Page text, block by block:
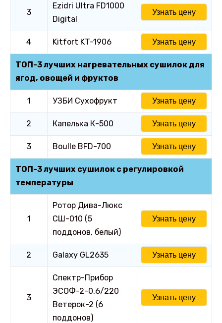
3
Ezidri Ultra FD1000
Digital
Узнать цену
4 Kitfort KT-1906 Узнать цену
ТОП-3 лучших нагревательных сушилок для
ягод, овощей и фруктов
1 УЗБИ Сухофрукт Узнать цену
2 Капелька К-500 Узнать цену
3 Boulle BFD-700 Узнать цену
ТОП-3 лучших сушилок с регулировкой
температуры
1
Ротор Дива-Люкс
СШ-010 (5
поддонов, белый)
Узнать цену
2 Galaxy GL2635 Узнать цену
3
Спектр-Прибор
ЭСОФ-2-0,6/220
Ветерок-2 (6
поддонов)
Узнать цену